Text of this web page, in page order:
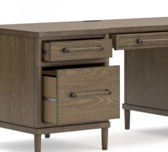
Pridať do dopytu
Dopravu zabezpečíme až k vám domov
Informácie o doručení
24/7 dostupná linka
Výrazné zľavy